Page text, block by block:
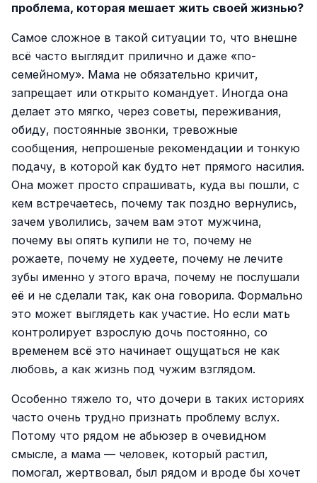
проблема, которая мешает жить своей жизнью?
Самое сложное в такой ситуации то, что внешне
всё часто выглядит прилично и даже «по-
семейному». Мама не обязательно кричит,
запрещает или открыто командует. Иногда она
делает это мягко, через советы, переживания,
обиду, постоянные звонки, тревожные
сообщения, непрошеные рекомендации и тонкую
подачу, в которой как будто нет прямого насилия.
Она может просто спрашивать, куда вы пошли, с
кем встречаетесь, почему так поздно вернулись,
зачем уволились, зачем вам этот мужчина,
почему вы опять купили не то, почему не
рожаете, почему не худеете, почему не лечите
зубы именно у этого врача, почему не послушали
её и не сделали так, как она говорила. Формально
это может выглядеть как участие. Но если мать
контролирует взрослую дочь постоянно, со
временем всё это начинает ощущаться не как
любовь, а как жизнь под чужим взглядом.
Особенно тяжело то, что дочери в таких историях
часто очень трудно признать проблему вслух.
Потому что рядом не абьюзер в очевидном
смысле, а мама — человек, который растил,
помогал, жертвовал, был рядом и вроде бы хочет